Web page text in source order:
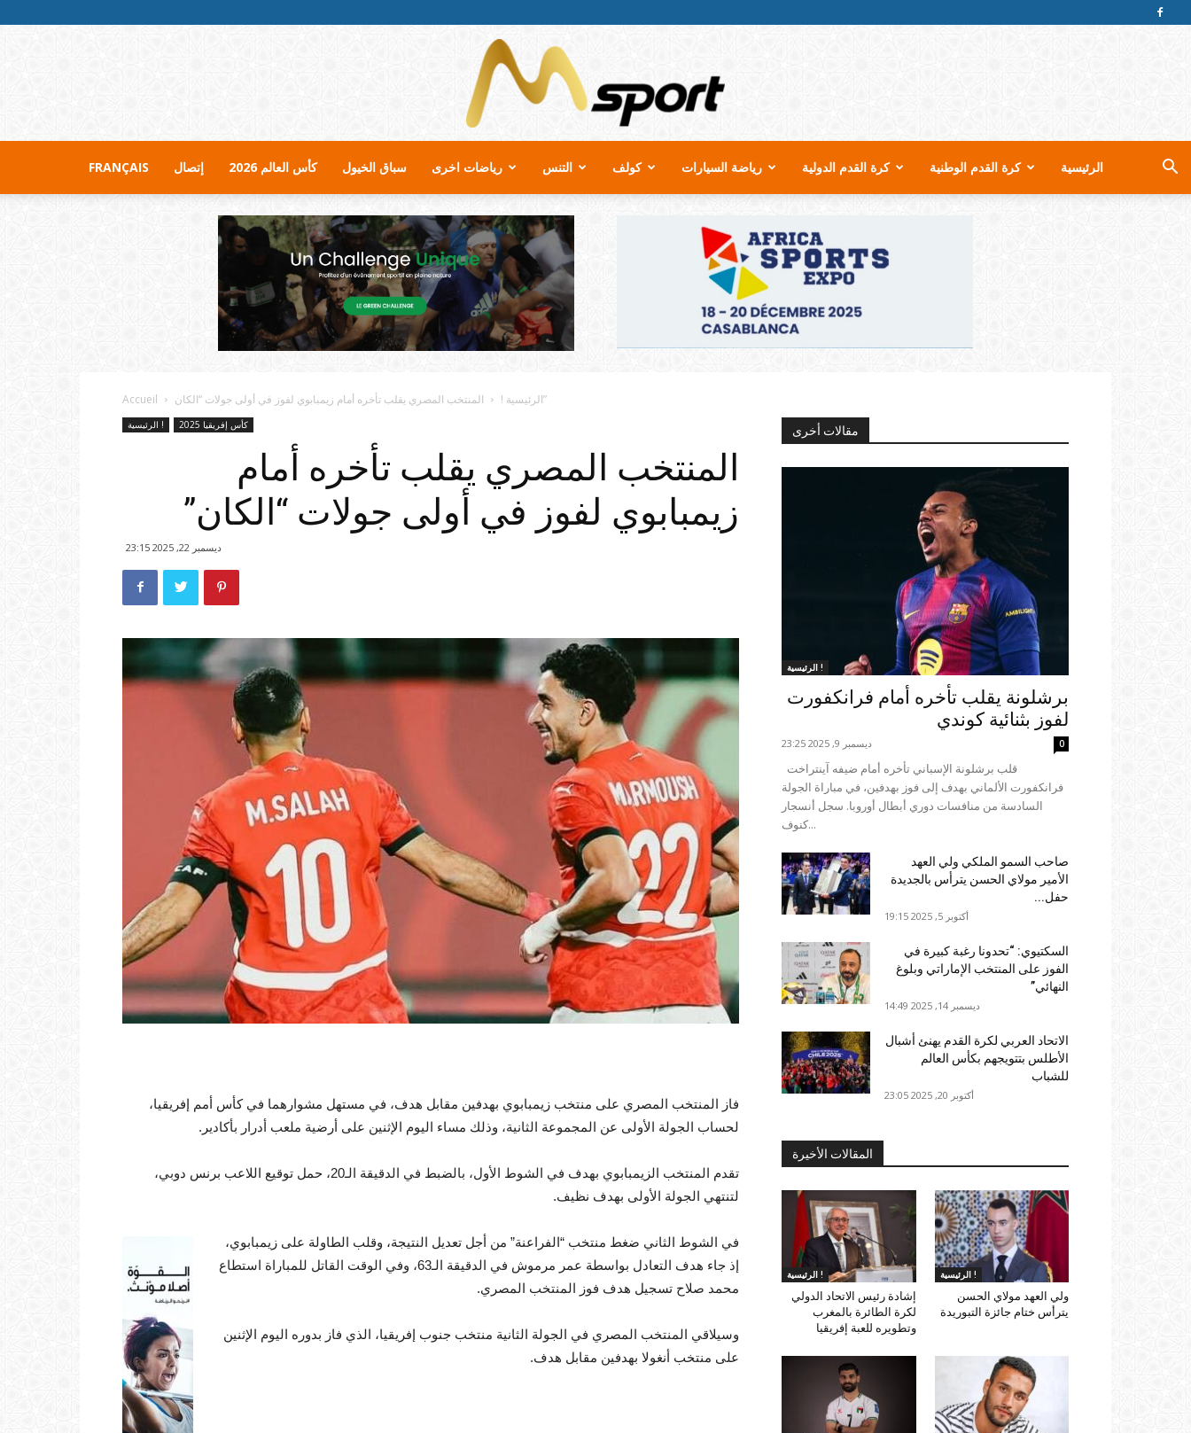
MSport.ma
FRANÇAIS إتصال كأس العالم 2026 سباق الخيول رياضات اخرى التنس كولف رياضة السيارات كرة القدم الدولية كرة القدم الوطنية الرئيسية
Accueil الرئيسية !المنتخب المصري يقلب تأخره أمام زيمبابوي لفوز في أولى جولات “الكان”
الرئيسية ! كأس إفريقيا 2025
المنتخب المصري يقلب تأخره أمام
زيمبابوي لفوز في أولى جولات “الكان”
ديسمبر 22, 2025 23:15
فاز المنتخب المصري على منتخب زيمبابوي بهدفين مقابل هدف، في مستهل مشوارهما في كأس أمم إفريقيا،
لحساب الجولة الأولى عن المجموعة الثانية، وذلك مساء اليوم الإثنين على أرضية ملعب أدرار بأكادير.
تقدم المنتخب الزيمبابوي بهدف في الشوط الأول، بالضبط في الدقيقة الـ20، حمل توقيع اللاعب برنس دوبي،
لتنتهي الجولة الأولى بهدف نظيف.
في الشوط الثاني ضغط منتخب “الفراعنة” من أجل تعديل النتيجة، وقلب الطاولة على زيمبابوي،
إذ جاء هدف التعادل بواسطة عمر مرموش في الدقيقة الـ63، وفي الوقت القاتل للمباراة استطاع
محمد صلاح تسجيل هدف فوز المنتخب المصري.
وسيلاقي المنتخب المصري في الجولة الثانية منتخب جنوب إفريقيا، الذي فاز بدوره اليوم الإثنين
على منتخب أنغولا بهدفين مقابل هدف.
مقالات أخرى
الرئيسية !
برشلونة يقلب تأخره أمام فرانكفورت
لفوز بثنائية كوندي
ديسمبر 9, 2025 23:25 0
فرانكفورت الألماني بهدف إلى فوز بهدفين، في مباراة الجولة
السادسة من منافسات دوري أبطال أوروبا. سجل أنسجار
كنوف...
صاحب السمو الملكي ولي العهد
الأمير مولاي الحسن يترأس بالجديدة
حفل...
أكتوبر 5, 2025 19:15
السكتيوي: “تحدونا رغبة كبيرة في
الفوز على المنتخب الإماراتي وبلوغ
النهائي”
ديسمبر 14, 2025 14:49
الاتحاد العربي لكرة القدم يهنئ أشبال
الأطلس بتتويجهم بكأس العالم
للشباب
أكتوبر 20, 2025 23:05
المقالات الأخيرة
الرئيسية !
إشادة رئيس الاتحاد الدولي
لكرة الطائرة بالمغرب
وتطويره للعبة إفريقيا
الرئيسية !
ولي العهد مولاي الحسن
يترأس ختام جائزة التبوريدة